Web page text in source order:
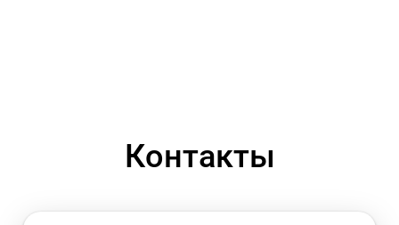
Контакты